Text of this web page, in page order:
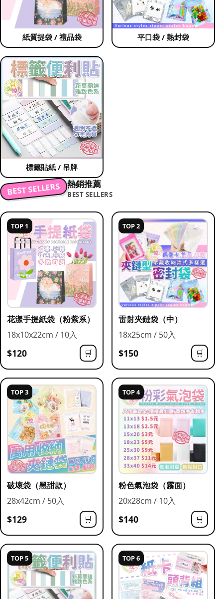
紙質提袋 / 禮品袋 平口袋 / 熱封袋
標籤貼紙 / 吊牌
BEST SELLERS 熱銷推薦
BEST SELLERS
TOP 1
花漾手提紙袋（粉紫系）
18x10x22cm / 10入
$120 🛒
TOP 2
雷射夾鏈袋（中）
18x25cm / 50入
$150 🛒
TOP 3
破壞袋（黑甜款）
28x42cm / 50入
$129 🛒
TOP 4
粉色氣泡袋（霧面）
20x28cm / 10入
$140 🛒
TOP 5 TOP 6